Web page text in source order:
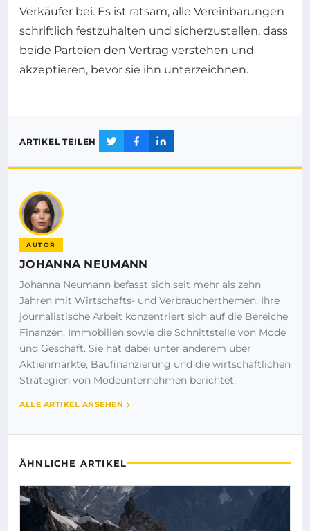
Verkäufer bei. Es ist ratsam, alle Vereinbarungen
schriftlich festzuhalten und sicherzustellen, dass
beide Parteien den Vertrag verstehen und
akzeptieren, bevor sie ihn unterzeichnen.
ARTIKEL TEILEN
AUTOR
JOHANNA NEUMANN
Johanna Neumann befasst sich seit mehr als zehn
Jahren mit Wirtschafts- und Verbraucherthemen. Ihre
journalistische Arbeit konzentriert sich auf die Bereiche
Finanzen, Immobilien sowie die Schnittstelle von Mode
und Geschäft. Sie hat dabei unter anderem über
Aktienmärkte, Baufinanzierung und die wirtschaftlichen
Strategien von Modeunternehmen berichtet.
ALLE ARTIKEL ANSEHEN
ÄHNLICHE ARTIKEL